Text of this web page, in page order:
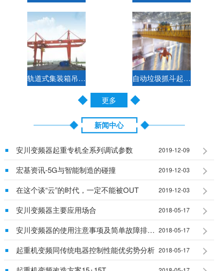
轨道式集装箱吊钩两用门式起重机控制方案 自动垃圾抓斗起重机电气控制方案
更多
新闻中心
安川变频器起重专机全系列调试参数 2019-12-09
宏基资讯-5G与智能制造的碰撞 2019-12-03
在这个谈“云”的时代，一定不能被OUT 2019-12-03
安川变频器主要应用场合 2018-05-17
安川变频器的使用注意事项及简单故障排除说明 2018-05-17
起重机变频同传统电器控制性能优劣势分析 2018-05-17